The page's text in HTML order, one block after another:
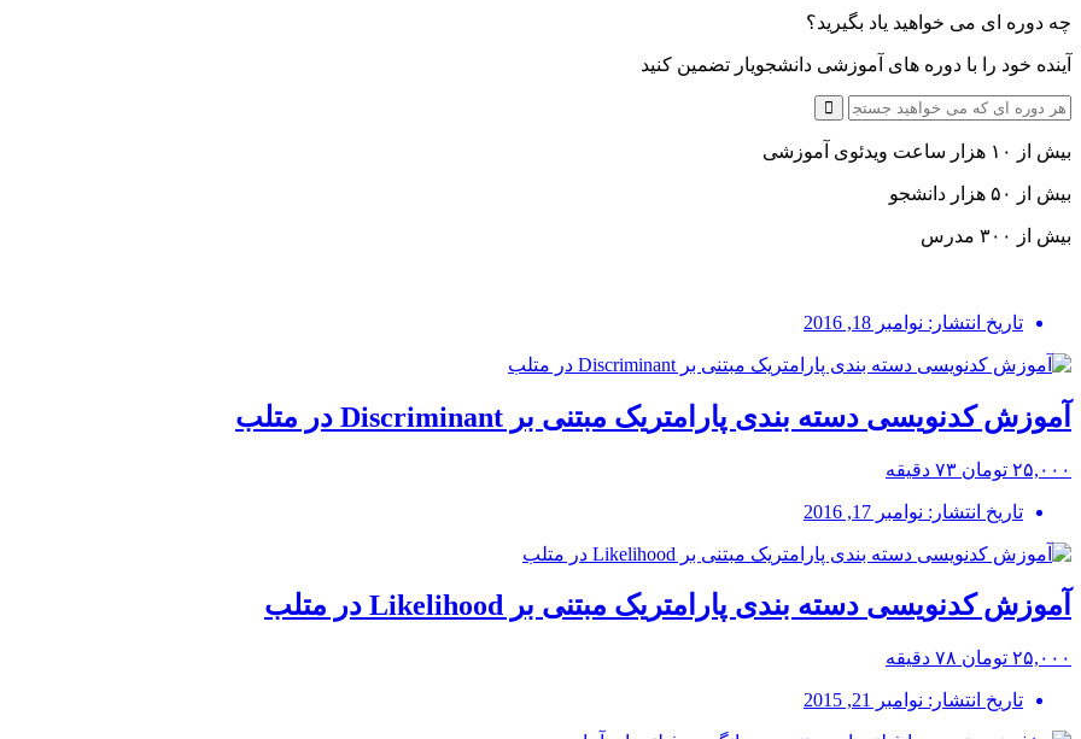
چه دوره ای می خواهید یاد بگیرید؟
آینده خود را با دوره های آموزشی دانشجویار تضمین کنید
بیش از ۱۰ هزار ساعت ویدئوی آموزشی
بیش از ۵۰ هزار دانشجو
بیش از ۳۰۰ مدرس
تاریخ انتشار: نوامبر 18, 2016
آموزش کدنویسی دسته بندی پارامتریک مبتنی بر Discriminant در متلب
۲۵,۰۰۰ تومان ۷۳ دقیقه
تاریخ انتشار: نوامبر 17, 2016
آموزش کدنویسی دسته بندی پارامتریک مبتنی بر Likelihood در متلب
۲۵,۰۰۰ تومان ۷۸ دقیقه
تاریخ انتشار: نوامبر 21, 2015